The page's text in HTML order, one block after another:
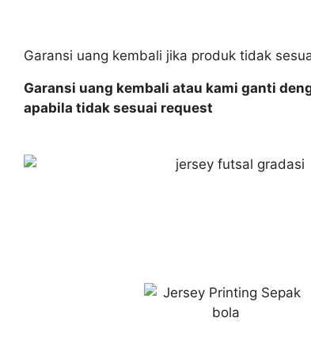
Garansi uang kembali jika produk tidak
Garansi uang kembali atau kami ganti
apabila tidak sesuai request